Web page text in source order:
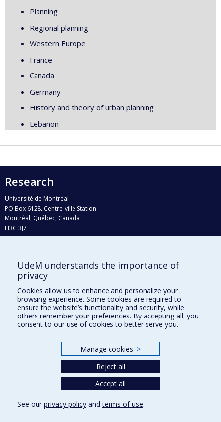
Planning
Regional planning
Western Europe
France
Canada
Germany
History and theory of urban planning
Lebanon
Research
Université de Montréal
PO Box 6128, Centre-ville Station
Montréal, Québec, Canada
H3C 3J7
Who does what?
Find us
Site map
Accessibility
UdeM understands the importance of
privacy
Cookies allow us to enhance and personalize your
browsing experience. Some cookies are required to
ensure the website’s functionality and security, while
others remember your preferences. By accepting all, you
consent to our use of cookies to better serve you.
Manage cookies >
Reject all
Accept all
See our privacy policy andterms of use.